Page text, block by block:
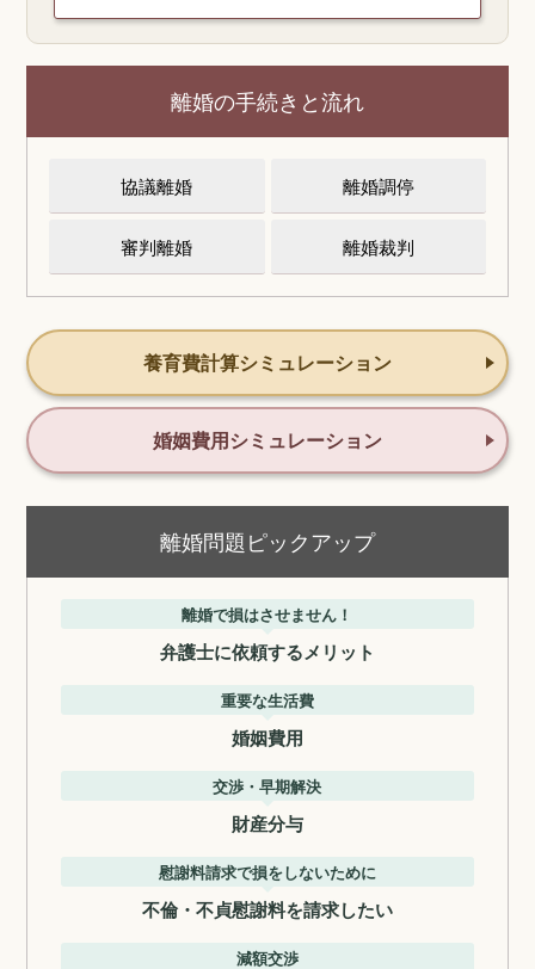
離婚の手続きと流れ
協議離婚 離婚調停
審判離婚 離婚裁判
養育費計算シミュレーション
婚姻費用シミュレーション
離婚問題ピックアップ
離婚で損はさせません！
弁護士に依頼するメリット
重要な生活費
婚姻費用
交渉・早期解決
財産分与
慰謝料請求で損をしないために
不倫・不貞慰謝料を請求したい
減額交渉